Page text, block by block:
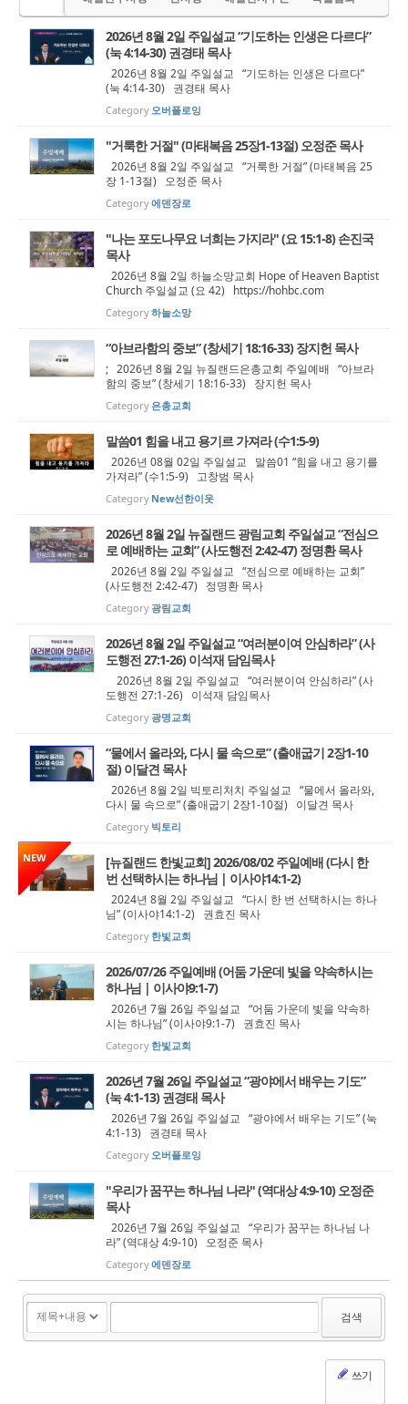
2026년 8월 2일 주일설교 “기도하는 인생은 다르다”
(눅 4:14-30) 권경태 목사
2026년 8월 2일 주일설교 “기도하는 인생은 다르다”
(눅 4:14-30) 권경태 목사
Category오버플로잉
"거룩한 거절" (마태복음 25장1-13절) 오정준 목사
2026년 8월 2일 주일설교 “거룩한 거절” (마태복음 25
장 1-13절) 오정준 목사
Category에덴장로
"나는 포도나무요 너희는 가지라" (요 15:1-8) 손진국
목사
2026년 8월 2일 하늘소망교회 Hope of Heaven Baptist
Church 주일설교 (요 42) https://hohbc.com
Category하늘소망
“아브라함의 중보” (창세기 18:16-33) 장지헌 목사
; 2026년 8월 2일 뉴질랜드은총교회 주일예배 “아브라
함의 중보” (창세기 18:16-33) 장지헌 목사
Category은총교회
말씀01 힘을 내고 용기르 가져라 (수1:5-9)
2026년 08월 02일 주일설교 말씀01 “힘을 내고 용기를
가져라” (수1:5-9) 고창범 목사
Category New선한이웃
2026년 8월 2일 뉴질랜드 광림교회 주일설교 “전심으
로 예배하는 교회” (사도행전 2:42-47) 정명환 목사
2026년 8월 2일 주일설교 “전심으로 예배하는 교회”
(사도행전 2:42-47) 정명환 목사
Category광림교회
2026년 8월 2일 주일설교 “여러분이여 안심하라” (사
도행전 27:1-26) 이석재 담임목사
2026년 8월 2일 주일설교 “여러분이여 안심하라” (사
도행전 27:1-26) 이석재 담임목사
Category광명교회
“물에서 올라와, 다시 물 속으로” (출애굽기 2장1-10
절) 이달견 목사
2026년 8월 2일 빅토리처치 주일설교 “물에서 올라와,
다시 물 속으로” (출애굽기 2장1-10절) 이달견 목사
Category 빅토리
NEW
[뉴질랜드 한빛교회] 2026/08/02 주일예배 (다시 한
번 선택하시는 하나님 | 이사야14:1-2)
2024년 8월 2일 주일설교 “다시 한 번 선택하시는 하나
님” (이사야14:1-2) 권효진 목사
Category 한빛교회
2026/07/26 주일예배 (어둠 가운데 빛을 약속하시는
하나님 | 이사야9:1-7)
2026년 7월 26일 주일설교 “어둠 가운데 빛을 약속하
시는 하나님” (이사야9:1-7) 권효진 목사
Category 한빛교회
2026년 7월 26일 주일설교 “광야에서 배우는 기도”
(눅 4:1-13) 권경태 목사
2026년 7월 26일 주일설교 “광야에서 배우는 기도” (눅
4:1-13) 권경태 목사
Category오버플로잉
"우리가 꿈꾸는 하나님 나라" (역대상 4:9-10) 오정준
목사
2026년 7월 26일 주일설교 “우리가 꿈꾸는 하나님 나
라” (역대상 4:9-10) 오정준 목사
Category에덴장로
검색
쓰기